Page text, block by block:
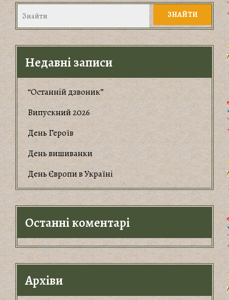
Недавні записи
“Останній дзвоник”
Випускний 2026
День Героїв
День вишиванки
День Європи в Україні
Останні коментарі
Архіви